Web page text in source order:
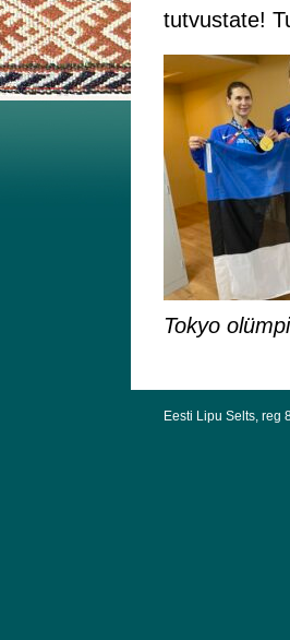
tutvustate!
Tokyo
Eesti Lipu Selts, reg